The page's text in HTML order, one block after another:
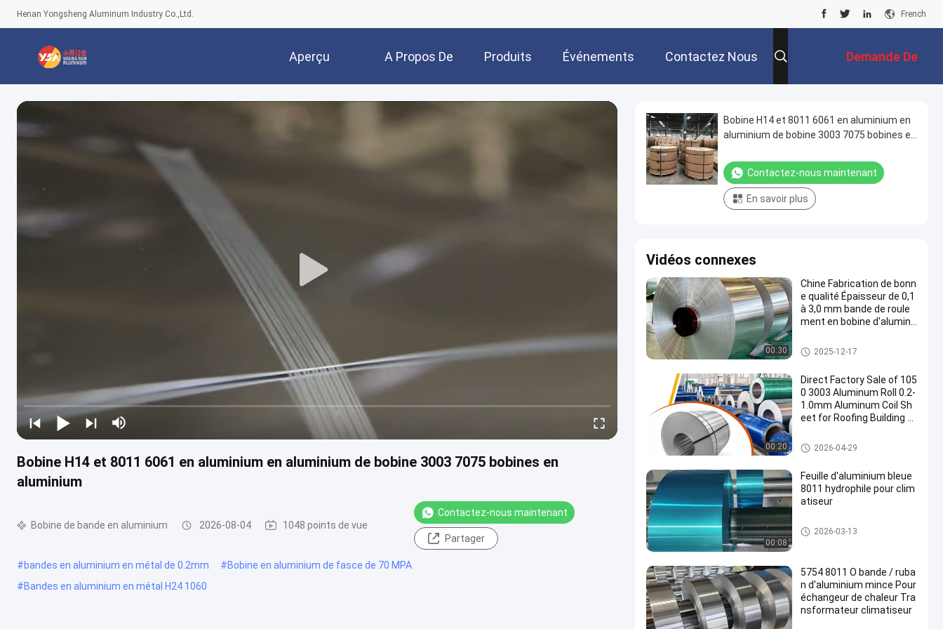
Henan Yongsheng Aluminum Industry Co.,Ltd. French
Aperçu A Propos De Produits Événements Contactez Nous Demande De
Soumission
Bobine H14 et 8011 6061 en aluminium en aluminium de bobine 3003 7075 bobines en
aluminium
Bobine de bande en aluminium 2026-08-04 1048 points de vue
Contactez-nous maintenant
Partager
#bandes en aluminium en métal de 0.2mm #Bobine en aluminium de fasce de 70 MPA
#Bandes en aluminium en métal H24 1060
Bobine H14 et 8011 6061 en aluminium en
aluminium de bobine 3003 7075 bobines en
Contactez-nous maintenant
En savoir plus
Vidéos connexes
00:30
Chine Fabrication de bonn
e qualité Épaisseur de 0,1
à 3,0 mm bande de roule
ment en bobine d'alumini
Bobine de bande en aluminiu
m
2025-12-17
00:20
Direct Factory Sale of 105
0 3003 Aluminum Roll 0.2-
1.0mm Aluminum Coil Sh
eet for Roofing Building M
Bobine de bande en aluminiu
m
2026-04-29
00:08
Feuille d'aluminium bleue
8011 hydrophile pour clim
atiseur
Petit pain de papier d'aluminiu
m
2026-03-13
5754 8011 O bande / ruba
n d'aluminium mince Pour
échangeur de chaleur Tra
nsformateur climatiseur